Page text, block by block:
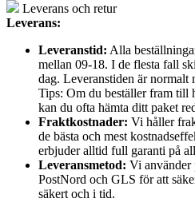
Leverans och retur
Leverans:
Leveranstid: Alla
mellan 09-18. I de flesta fall
dag. Leveranstiden är normalt
Tips: Om du beställer fram till
kan du ofta hämta ditt paket
Fraktkostnader: Vi håller
de bästa och mest
erbjuder alltid full garanti på
Leveransmetod: Vi använder
PostNord och GLS för att
säkert och i tid.